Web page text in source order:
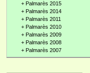
+ Palmarès 2015
+ Palmarès 2014
+ Palmarès 2011
+ Palmarès 2010
+ Palmarès 2009
+ Palmarès 2008
+ Palmarès 2007